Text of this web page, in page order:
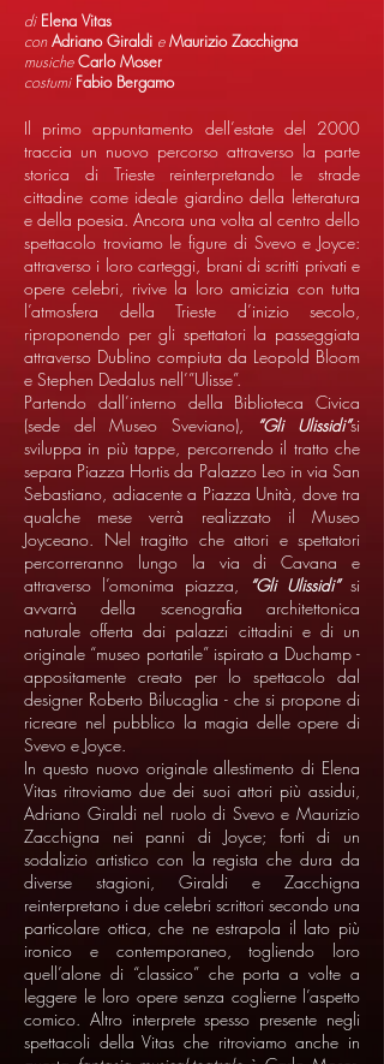
di Elena Vitas
conAdriano Giraldi eMaurizio Zacchigna
musicheCarlo Moser
costumi Fabio Bergamo
Il primo appuntamento dell’estate del 2000
traccia un nuovo percorso attraverso la parte
storica di Trieste reinterpretando le strade
cittadine come ideale giardino della letteratura
e della poesia. Ancora una volta al centro dello
spettacolo troviamo le figure di Svevo e Joyce:
attraverso i loro carteggi, brani di scritti privati e
opere celebri, rivive la loro amicizia con tutta
l’atmosfera della Trieste d’inizio secolo,
riproponendo per gli spettatori la passeggiata
attraverso Dublino compiuta da Leopold Bloom
e Stephen Dedalus nell’”Ulisse”.
Partendo dall’interno della Biblioteca Civica
(sede del Museo Sveviano),
“Gli Ulissidi”si
sviluppa in più tappe, percorrendo il tratto che
separa Piazza Hortis da Palazzo Leo in via San
Sebastiano, adiacente a Piazza Unità, dove tra
qualche mese verrà realizzato il Museo
Joyceano. Nel tragitto che attori e spettatori
percorreranno lungo la via di Cavana e
attraverso l’omonima piazza,
“Gli Ulissidi”si
avvarrà della scenografia architettonica
naturale offerta dai palazzi cittadini e di un
originale “museo portatile” ispirato a Duchamp -
appositamente creato per lo spettacolo dal
designer Roberto Bilucaglia - che si propone di
ricreare nel pubblico la magia delle opere di
Svevo e Joyce.
In questo nuovo originale allestimento di Elena
Vitas ritroviamo due dei suoi attori più assidui,
Adriano Giraldi nel ruolo di Svevo e Maurizio
Zacchigna nei panni di Joyce; forti di un
sodalizio artistico con la regista che dura da
diverse stagioni, Giraldi e Zacchigna
reinterpretano i due celebri scrittori secondo una
particolare ottica, che ne estrapola il lato più
ironico e contemporaneo, togliendo loro
quell’alone di “classico” che porta a volte a
leggere le loro opere senza coglierne l’aspetto
comico. Altro interprete spesso presente negli
spettacoli della Vitas che ritroviamo anche in